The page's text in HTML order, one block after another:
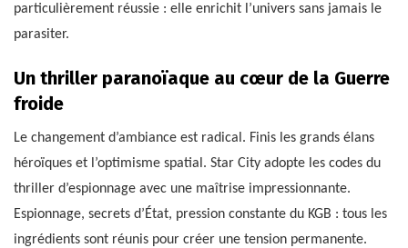
particulièrement réussie : elle enrichit l’univers sans jamais le
parasiter.
Un thriller paranoïaque au cœur de la Guerre
froide
Le changement d’ambiance est radical. Finis les grands élans
héroïques et l’optimisme spatial. Star City adopte les codes du
thriller d’espionnage avec une maîtrise impressionnante.
Espionnage, secrets d’État, pression constante du KGB : tous les
ingrédients sont réunis pour créer une tension permanente.